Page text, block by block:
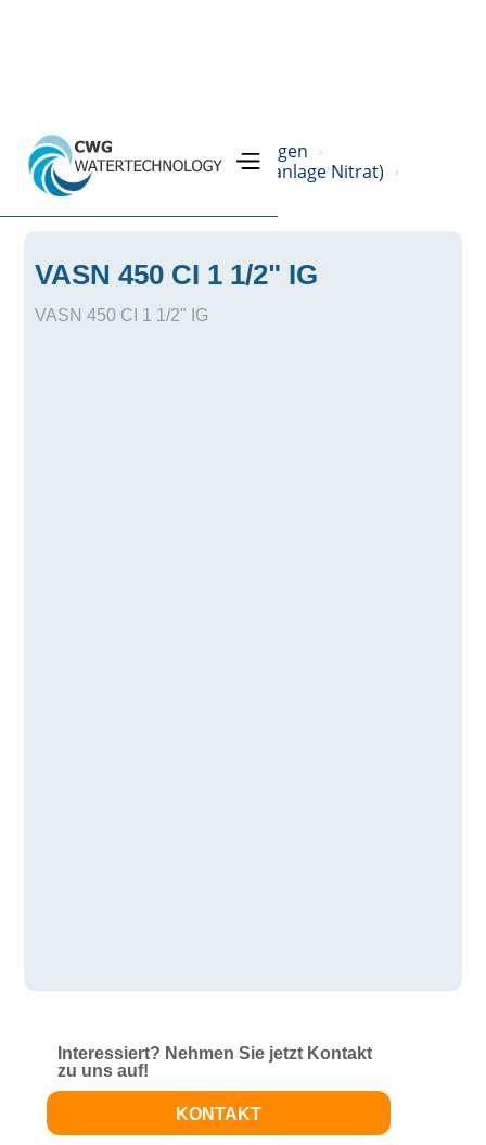
Home › Produkte Filteranlagen ›
VASN (Vollautomatische Einzelanlage Nitrat) ›
VASN 450 CI 1 1/2" IG
VASN 450 CI 1 1/2" IG
Interessiert? Nehmen Sie jetzt Kontakt
zu uns auf!
KONTAKT